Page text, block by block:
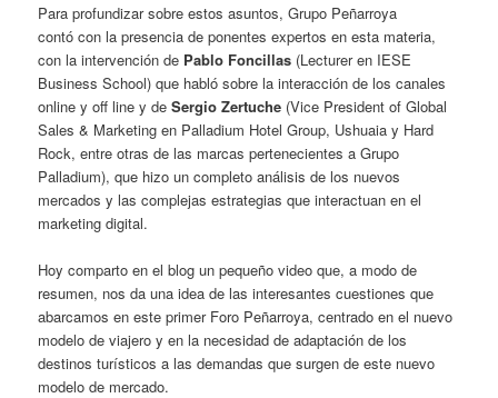
Para profundizar sobre estos asuntos, Grupo Peñarroya
contó con la presencia de ponentes expertos en esta materia,
con la intervención de Pablo Foncillas (Lecturer en IESE
Business School) que habló sobre la interacción de los canales
online y off line y deSergio Zertuche (Vice President of Global
Sales & Marketing en Palladium Hotel Group, Ushuaia y Hard
Rock, entre otras de las marcas pertenecientes a Grupo
Palladium), que hizo un completo análisis de los nuevos
mercados y las complejas estrategias que interactuan en el
marketing digital.
Hoy comparto en el blog un pequeño video que, a modo de
resumen, nos da una idea de las interesantes cuestiones que
abarcamos en este primer Foro Peñarroya, centrado en el nuevo
modelo de viajero y en la necesidad de adaptación de los
destinos turísticos a las demandas que surgen de este nuevo
modelo de mercado.